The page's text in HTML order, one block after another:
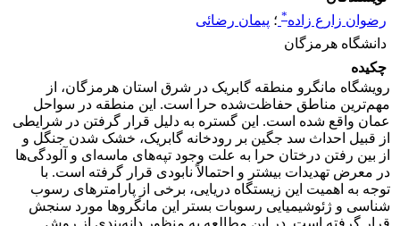
رضوان زارع زاده* ؛ پیمان رضائی
دانشگاه هرمزگان
چکیده
رویشگاه مانگرو منطقه گابریک در شرق استان هرمزگان، از
مهم‌ترین مناطق حفاظت‌شده حرا است. این منطقه در سواحل
عمان واقع شده است. این گستره به دلیل قرار گرفتن در شرایطی
از قبیل احداث سد جگین بر رودخانه گابریک، خشک شدن جنگل و
از بین رفتن درختان حرا به علت وجود تپه‌های ماسه‌ای و آلودگی‌ها
در معرض تهدیدات بیشتر و احتمالاً نابودی قرار گرفته است. با
توجه به اهمیت این زیستگاه دریایی، برخی از پارامترهای رسوب
شناسی و ژئوشیمیایی رسوبات بستر این مانگروها مورد سنجش
قرار گرفته است. در این مطالعه به منظور دانه‌بندی از روش